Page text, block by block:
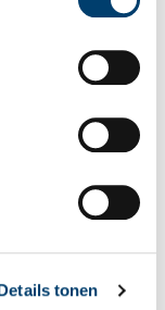
tonen
wordt niet